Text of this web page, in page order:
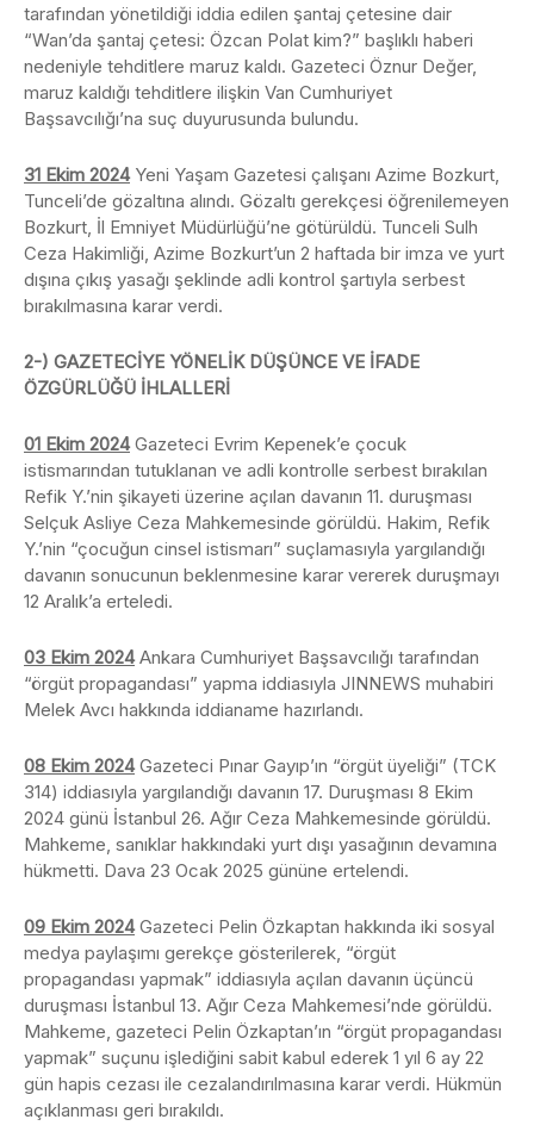
tarafından yönetildiği iddia edilen şantaj çetesine dair
“Wan’da şantaj çetesi: Özcan Polat kim?” başlıklı haberi
nedeniyle tehditlere maruz kaldı. Gazeteci Öznur Değer,
maruz kaldığı tehditlere ilişkin Van Cumhuriyet
Başsavcılığı’na suç duyurusunda bulundu.
31 Ekim 2024 Yeni Yaşam Gazetesi çalışanı Azime Bozkurt,
Tunceli’de gözaltına alındı. Gözaltı gerekçesi öğrenilemeyen
Bozkurt, İl Emniyet Müdürlüğü’ne götürüldü. Tunceli Sulh
Ceza Hakimliği, Azime Bozkurt’un 2 haftada bir imza ve yurt
dışına çıkış yasağı şeklinde adli kontrol şartıyla serbest
bırakılmasına karar verdi.
2-) GAZETECİYE YÖNELİK DÜŞÜNCE VE İFADE
ÖZGÜRLÜĞÜ İHLALLERİ
01 Ekim 2024 Gazeteci Evrim Kepenek’e çocuk
istismarından tutuklanan ve adli kontrolle serbest bırakılan
Refik Y.’nin şikayeti üzerine açılan davanın 11. duruşması
Selçuk Asliye Ceza Mahkemesinde görüldü. Hakim, Refik
Y.’nin “çocuğun cinsel istismarı” suçlamasıyla yargılandığı
davanın sonucunun beklenmesine karar vererek duruşmayı
12 Aralık’a erteledi.
03 Ekim 2024 Ankara Cumhuriyet Başsavcılığı tarafından
“örgüt propagandası” yapma iddiasıyla JINNEWS muhabiri
Melek Avcı hakkında iddianame hazırlandı.
08 Ekim 2024 Gazeteci Pınar Gayıp’ın “örgüt üyeliği” (TCK
314) iddiasıyla yargılandığı davanın 17. Duruşması 8 Ekim
2024 günü İstanbul 26. Ağır Ceza Mahkemesinde görüldü.
Mahkeme, sanıklar hakkındaki yurt dışı yasağının devamına
hükmetti. Dava 23 Ocak 2025 gününe ertelendi.
09 Ekim 2024 Gazeteci Pelin Özkaptan hakkında iki sosyal
medya paylaşımı gerekçe gösterilerek, “örgüt
propagandası yapmak” iddiasıyla açılan davanın üçüncü
duruşması İstanbul 13. Ağır Ceza Mahkemesi’nde görüldü.
Mahkeme, gazeteci Pelin Özkaptan’ın “örgüt propagandası
yapmak” suçunu işlediğini sabit kabul ederek 1 yıl 6 ay 22
gün hapis cezası ile cezalandırılmasına karar verdi. Hükmün
açıklanması geri bırakıldı.